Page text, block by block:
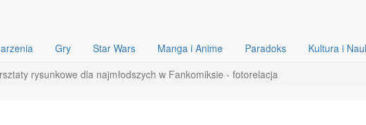
Gry Star Wars Manga i Anime Paradoks
Kultura i
rysunkowe dla najmłodszych w Fankomiksie - fotorelacja